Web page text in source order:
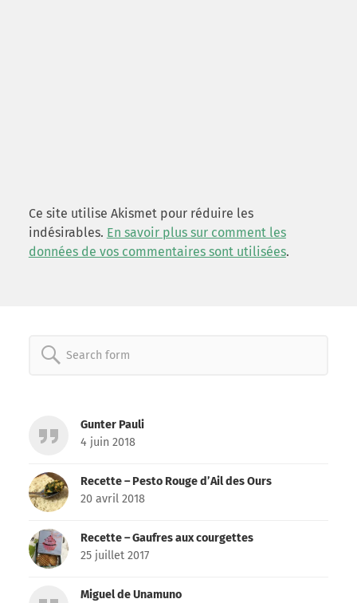
Ce site utilise Akismet pour réduire les
indésirables. En savoir plus sur comment les
données de vos commentaires sont utilisées.
Search
Gunter Pauli
4 juin 2018
Recette – Pesto Rouge d’Ail des Ours
20 avril 2018
Recette – Gaufres aux courgettes
25 juillet 2017
Miguel de Unamuno